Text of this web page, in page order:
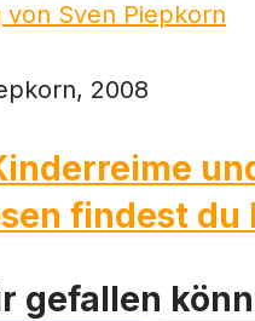
2008
findest du
gefallen